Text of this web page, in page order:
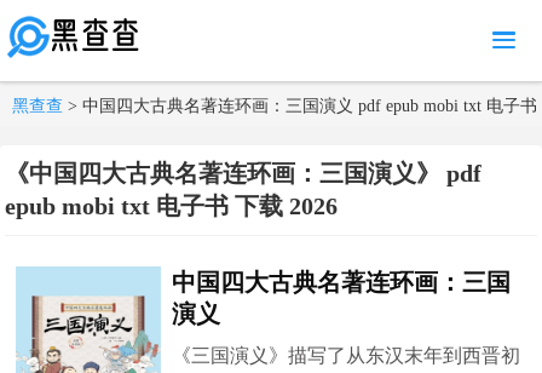
MENU
黑查查 > 中国四大古典名著连环画：三国演义 pdf epub mobi txt 电子书
《中国四大古典名著连环画：三国演义》 pdf
epub mobi txt 电子书 下载 2026
中国四大古典名著连环画：三国
演义
《三国演义》描写了从东汉末年到西晋初